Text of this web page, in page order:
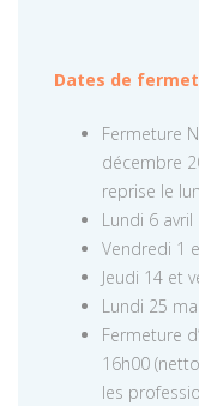
Dates de
Fermeture
décembre
reprise le
Lundi 6 avril
Vendredi 1
Jeudi 14 et
Lundi 25
Fermeture
16h00
les